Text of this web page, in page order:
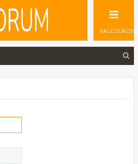
RACCOURCIS